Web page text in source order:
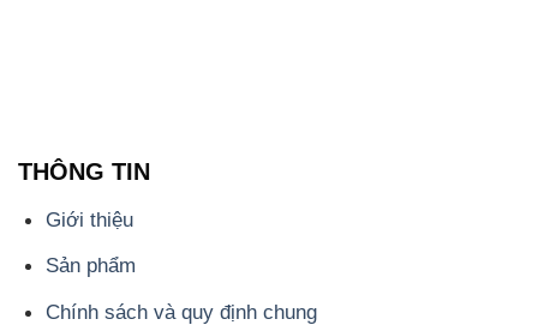
THÔNG TIN
Giới thiệu
Sản phẩm
Chính sách và quy định chung